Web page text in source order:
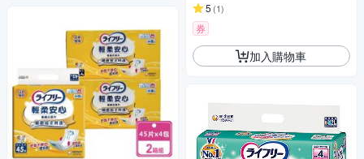
5 (1)
券
加入購物車